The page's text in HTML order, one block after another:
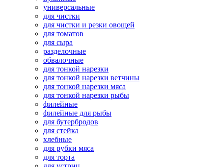
универсальные
для чистки
для чистки и резки овощей
для томатов
для сыра
разделочные
обвалочные
для тонкой нарезки
для тонкой нарезки ветчины
для тонкой нарезки мяса
для тонкой нарезки рыбы
филейные
филейные для рыбы
для бутербродов
для стейка
хлебные
для рубки мяса
для торта